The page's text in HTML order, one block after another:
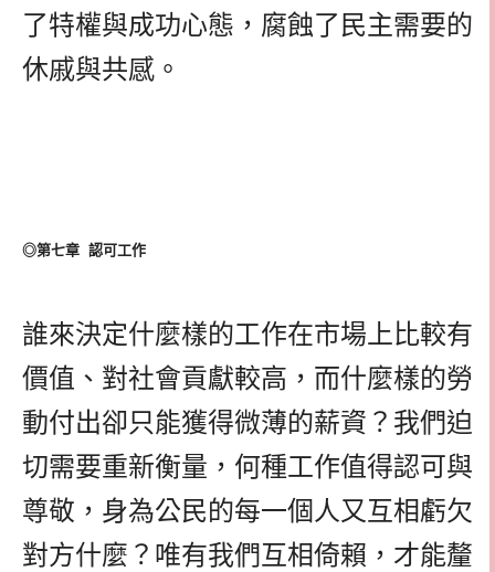
了特權與成功心態，腐蝕了民主需要的
休戚與共感。
◎第七章 認可工作
誰來決定什麼樣的工作在市場上比較有
價值、對社會貢獻較高，而什麼樣的勞
動付出卻只能獲得微薄的薪資？我們迫
切需要重新衡量，何種工作值得認可與
尊敬，身為公民的每一個人又互相虧欠
對方什麼？唯有我們互相倚賴，才能釐